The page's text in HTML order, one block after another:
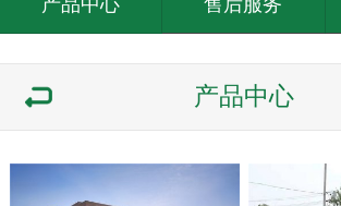
产品中心